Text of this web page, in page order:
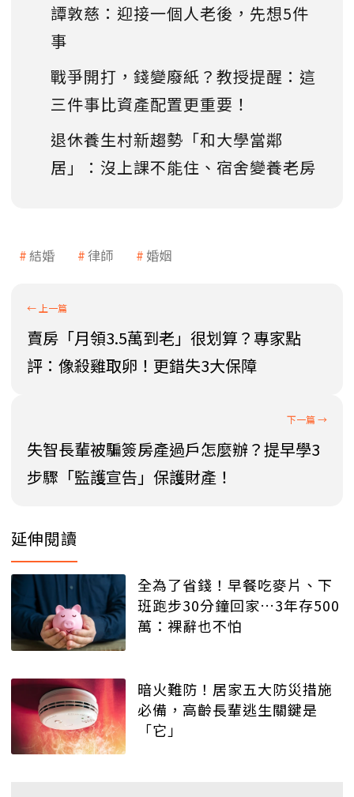
譚敦慈：迎接一個人老後，先想5件
事
戰爭開打，錢變廢紙？教授提醒：這
三件事比資產配置更重要！
退休養生村新趨勢「和大學當鄰
居」：沒上課不能住、宿舍變養老房
結婚 律師 婚姻
賣房「月領3.5萬到老」很划算？專家點
評：像殺雞取卵！更錯失3大保障
失智長輩被騙簽房產過戶怎麼辦？提早學3
步驟「監護宣告」保護財產！
延伸閱讀
全為了省錢！早餐吃麥片、下
班跑步30分鐘回家…3年存500
萬：裸辭也不怕
暗火難防！居家五大防災措施
必備，高齡長輩逃生關鍵是
「它」